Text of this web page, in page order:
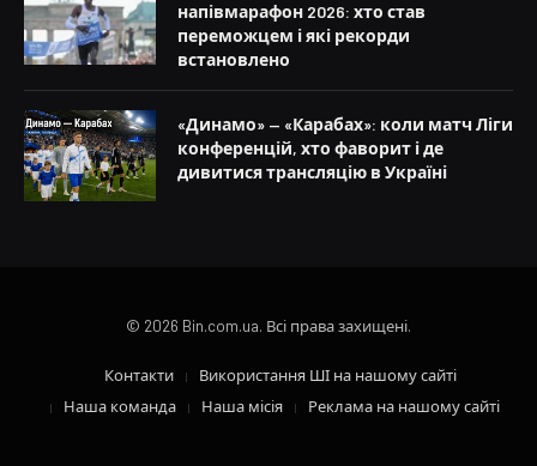
напівмарафон 2026: хто став
переможцем і які рекорди
встановлено
«Динамо» — «Карабах»: коли матч Ліги
конференцій, хто фаворит і де
дивитися трансляцію в Україні
© 2026 Bin.com.ua. Всі права захищені.
Контакти
Використання ШІ на нашому сайті
Наша команда
Наша місія Реклама на нашому сайті